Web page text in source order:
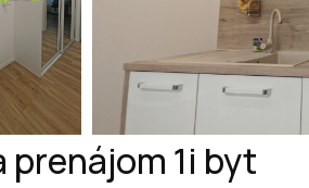
prenájom 1i byt